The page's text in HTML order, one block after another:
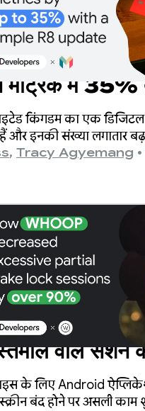
ने R8 को
मेट्रिक में
किंगडम का एक
और इनकी संख्या लगातार
साथ, इंजीनियरिंग टीम ने
काफ़ी बदलाव करने होंगे.
, Tracy Agyemang •
ने पार्शियल
वाले
कैसे कम किया
के लिए Android
बंद होने पर असली काम